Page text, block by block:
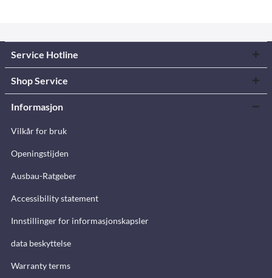
Service Hotline
Shop Service
Informasjon
Vilkår for bruk
Openingstijden
Ausbau-Ratgeber
Accessibility statement
Innstillinger for informasjonskapsler
data beskyttelse
Warranty terms